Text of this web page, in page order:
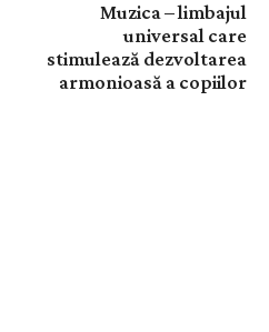
Muzica – limbajul
universal care
stimulează dezvoltarea
armonioasă a copiilor